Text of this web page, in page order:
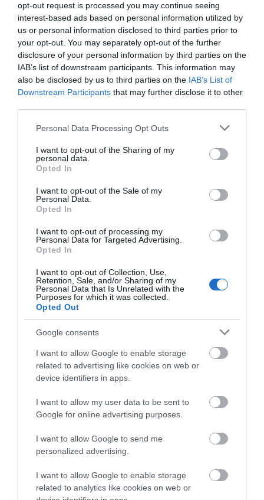
opt-out request is processed you may continue seeing
interest-based ads based on personal information utilized by
us or personal information disclosed to third parties prior to
your opt-out. You may separately opt-out of the further
disclosure of your personal information by third parties on the
IAB’s list of downstream participants. This information may
also be disclosed by us to third parties on the IAB’s List of
Downstream Participants that may further disclose it to other
Please note that this website/app uses one or more Google
not limited to your visit or usage behaviour. You may click to
grant or deny consent to Google and its third-party tags to
use your data for below specified purposes in below Google
consent section.
Personal Data Processing Opt Outs
I want to opt-out of the Sharing of my
personal data.
Opted In
I want to opt-out of the Sale of my
Personal Data.
Opted In
I want to opt-out of processing my
Personal Data for Targeted Advertising.
Opted In
I want to opt-out of Collection, Use,
Retention, Sale, and/or Sharing of my
Personal Data that Is Unrelated with the
Purposes for which it was collected.
Opted Out
Google consents
I want to allow Google to enable storage
related to advertising like cookies on web or
device identifiers in apps.
I want to allow my user data to be sent to
Google for online advertising purposes.
I want to allow Google to send me
personalized advertising.
I want to allow Google to enable storage
related to analytics like cookies on web or
Προτεινόμενα άρθρα
ΤΟ ΜΕΓΑΛΥΤΕΡΟ ΠΑΝΗΓΥΡΙ ΤΗΣ ΑΝΔΡΟΥ: Του
ΟΡΜΟΣ ΚΟΡΘΙΟΥ: Όταν η φωτογραφία γίνεται μνήμη
Μπέκετ
Πρόσφατα Άρθρα
09/08/2026
ΑΝΑΚΟΙΝΩΣΕΙΣ
ΛΙΜΕΝΑΡΧΕΙΟΥ &
Συνεχίζει το μελτέμι και ο
κίνδυνος πυρκαγιας…
ΔΥΟ ΚΑΛΟΚΑΙΡΙΝΑ